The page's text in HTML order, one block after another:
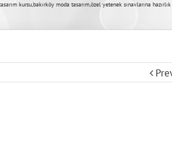
kursu,bakırköy moda tasarım,özel yetenek sınavlarına hazırlık